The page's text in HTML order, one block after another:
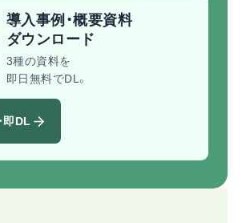
導入事例・概要資料
ダウンロード
3種の資料を
即日無料でDL。
即DL